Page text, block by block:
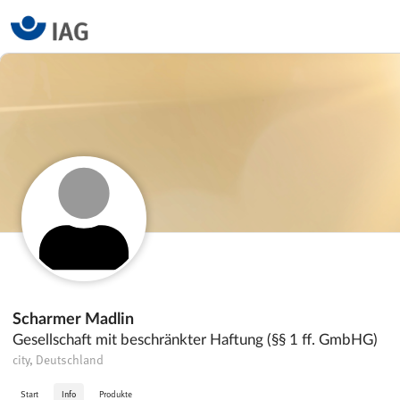
Scharmer Madlin
Gesellschaft mit beschränkter Haftung (§§ 1 ff. GmbHG)
city, Deutschland
Start Info Produkte